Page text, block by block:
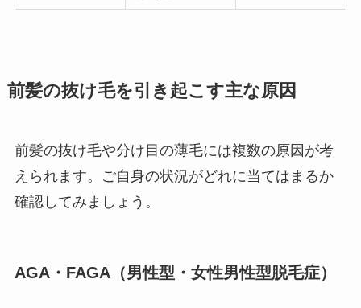
前髪の抜け毛を引き起こす主な原因
前髪の抜け毛や分け目の薄毛には複数の原因が考
えられます。ご自身の状況がどれに当てはまるか
確認してみましょう。
AGA・FAGA（男性型・女性男性型脱毛症）